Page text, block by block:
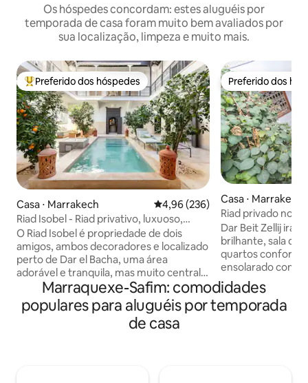
Os hóspedes concordam: estes aluguéis por
temporada de casa foram muito bem avaliados por
sua localização, limpeza e muito mais.
Entre os melhores preferidos dos hóspedes
Preferido dos hóspedes
Casa ⋅ Marrakech 4,96 de uma avaliação média de
4,96 (236)
Riad Isobel - Riad privativo, luxuoso,
acomoda 8 pessoas, piscina
O Riad Isobel é propriedade de dois
amigos, ambos decoradores e localizado
perto de Dar el Bacha, uma área
adorável e tranquila, mas muito central e
exclusiva dentro da Medina. Totalmente
renovado para os mais altos padrões e
projetado para parecer seu próprio hotel
boutique privado, sem detalhes
Preferido dos
Preferido dos
Casa ⋅ Marrakech
Riad privado no
Dar Beit Zellij irá
brilhante, sala de
quartos
ensolarado com
para a montanha. Quando você deixa a
elegância
casa, você está a
Marraquexe-Safim: comodidades
populares para aluguéis por temporada
de casa